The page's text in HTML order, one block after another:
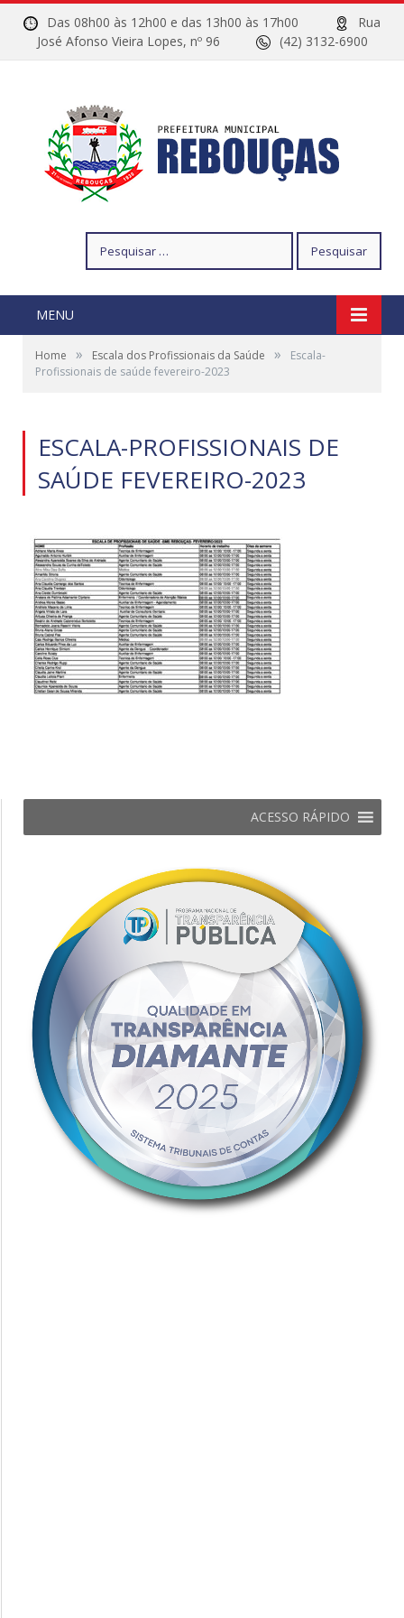
Das 08h00 às 12h00 e das 13h00 às 17h00
Rua
José Afonso Vieira Lopes, nº 96
(42) 3132-6900
por:
MENU
Home » Escala dos Profissionais da Saúde »
Escala-
Profissionais de saúde fevereiro-2023
ESCALA-PROFISSIONAIS DE
SAÚDE FEVEREIRO-2023
ACESSO RÁPIDO